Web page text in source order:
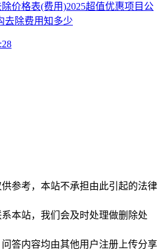
价格表(费用)2025超值优惠项目公
去除费用知多少
参考，本站不承担由此引起的法律
本站，我们会及时处理做删除处
答内容均由其他用户注册上传分享